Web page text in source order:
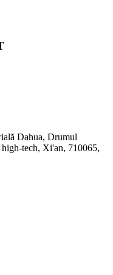
Dahua, Drumul
tech, Xi'an, 710065,